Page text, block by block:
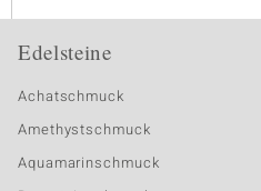
Edelsteine
Achatschmuck
Amethystschmuck
Aquamarinschmuck